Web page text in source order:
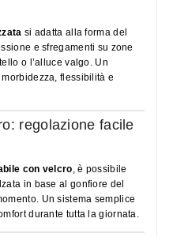
si adatta alla forma del
e sfregamenti su zone
o l’alluce valgo. Un
flessibilità e
regolazione facile
con velcro , è possibile
in base al gonfiore del
Un sistema semplice
durante tutta la giornata.